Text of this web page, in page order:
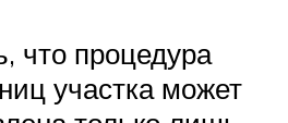
что процедура
участка может